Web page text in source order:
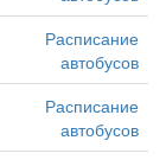
Расписание
автобусов
Расписание
автобусов